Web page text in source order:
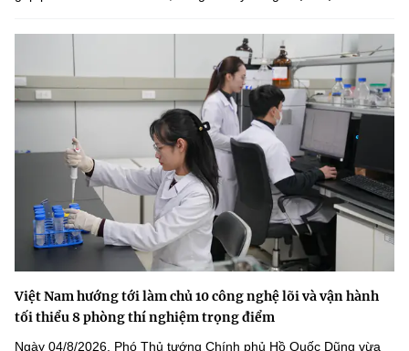
Việt Nam hướng tới làm chủ 10 công nghệ lõi và vận hành
tối thiểu 8 phòng thí nghiệm trọng điểm
Ngày 04/8/2026, Phó Thủ tướng Chính phủ Hồ Quốc Dũng vừa